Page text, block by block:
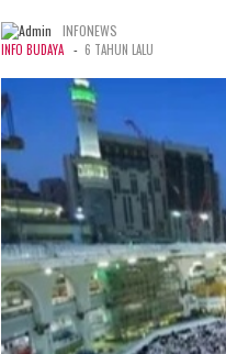
INFONEWS
INFO BUDAYA - 6 TAHUN LALU